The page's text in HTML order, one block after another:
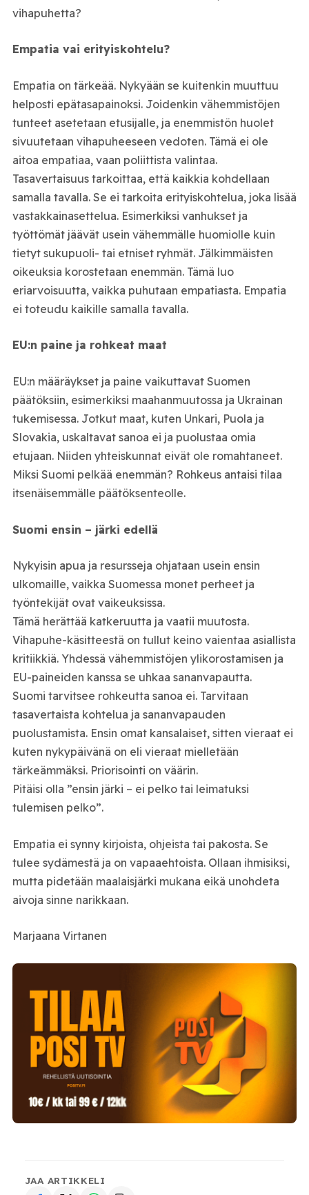
vihapuhetta?
Empatia vai erityiskohtelu?
Empatia on tärkeää. Nykyään se kuitenkin muuttuu
helposti epätasapainoksi. Joidenkin vähemmistöjen
tunteet asetetaan etusijalle, ja enemmistön huolet
sivuutetaan vihapuheeseen vedoten. Tämä ei ole
aitoa empatiaa, vaan poliittista valintaa.
Tasavertaisuus tarkoittaa, että kaikkia kohdellaan
samalla tavalla. Se ei tarkoita erityiskohtelua, joka lisää
vastakkainasettelua. Esimerkiksi vanhukset ja
työttömät jäävät usein vähemmälle huomiolle kuin
tietyt sukupuoli- tai etniset ryhmät. Jälkimmäisten
oikeuksia korostetaan enemmän. Tämä luo
eriarvoisuutta, vaikka puhutaan empatiasta. Empatia
ei toteudu kaikille samalla tavalla.
EU:n paine ja rohkeat maat
EU:n määräykset ja paine vaikuttavat Suomen
päätöksiin, esimerkiksi maahanmuutossa ja Ukrainan
tukemisessa. Jotkut maat, kuten Unkari, Puola ja
Slovakia, uskaltavat sanoa ei ja puolustaa omia
etujaan. Niiden yhteiskunnat eivät ole romahtaneet.
Miksi Suomi pelkää enemmän? Rohkeus antaisi tilaa
itsenäisemmälle päätöksenteolle.
Suomi ensin – järki edellä
Nykyisin apua ja resursseja ohjataan usein ensin
ulkomaille, vaikka Suomessa monet perheet ja
työntekijät ovat vaikeuksissa.
Tämä herättää katkeruutta ja vaatii muutosta.
Vihapuhe-käsitteestä on tullut keino vaientaa asiallista
kritiikkiä. Yhdessä vähemmistöjen ylikorostamisen ja
EU-paineiden kanssa se uhkaa sananvapautta.
Suomi tarvitsee rohkeutta sanoa ei. Tarvitaan
tasavertaista kohtelua ja sananvapauden
puolustamista. Ensin omat kansalaiset, sitten vieraat ei
kuten nykypäivänä on eli vieraat mielletään
tärkeämmäksi. Priorisointi on väärin.
Pitäisi olla ”ensin järki – ei pelko tai leimatuksi
tulemisen pelko”.
Empatia ei synny kirjoista, ohjeista tai pakosta. Se
tulee sydämestä ja on vapaaehtoista. Ollaan ihmisiksi,
mutta pidetään maalaisjärki mukana eikä unohdeta
aivoja sinne narikkaan.
Marjaana Virtanen
JAA ARTIKKELI